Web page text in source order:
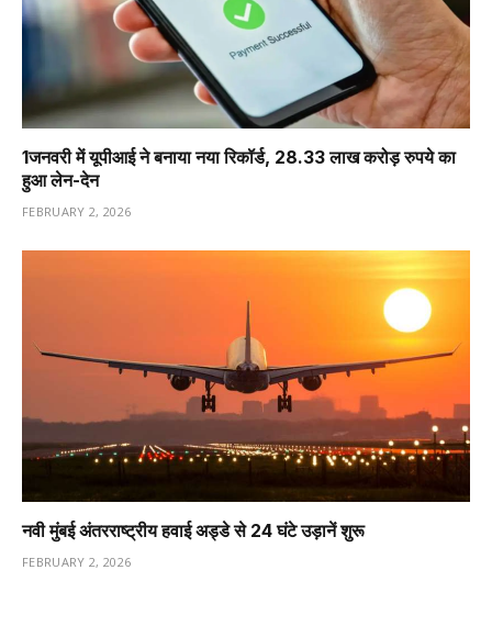
1️जनवरी में यूपीआई ने बनाया नया रिकॉर्ड, 28.33 लाख करोड़ रुपये का
हुआ लेन-देन
FEBRUARY 2, 2026
नवी मुंबई अंतरराष्ट्रीय हवाई अड्डे से 24 घंटे उड़ानें शुरू
FEBRUARY 2, 2026